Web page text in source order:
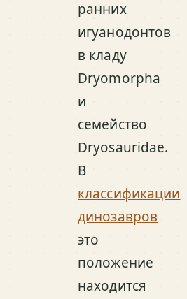
ранних
игуанодонтов
в кладу
Dryomorpha
и
семейство
Dryosauridae.
В
классификации
динозавров
это
положение
находится